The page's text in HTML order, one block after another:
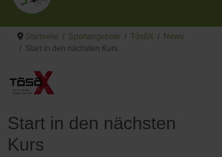
Startseite Sportangebote TôsôX
News
Start in den nächsten Kurs
Start in den nächsten
Kurs